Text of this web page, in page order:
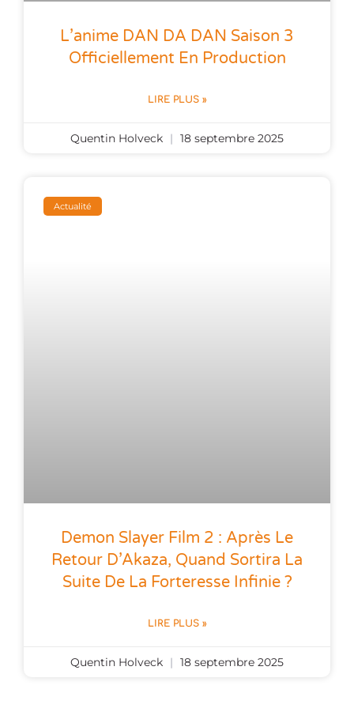
L’anime DAN DA DAN Saison 3
Officiellement En Production
LIRE PLUS »
Quentin Holveck 18 septembre 2025
Actualité
Demon Slayer Film 2 : Après Le
Retour D’Akaza, Quand Sortira La
Suite De La Forteresse Infinie ?
LIRE PLUS »
Quentin Holveck 18 septembre 2025